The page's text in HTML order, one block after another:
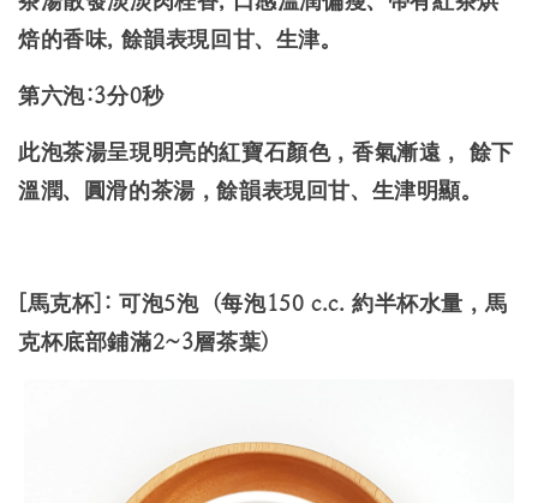
焙的香味, 餘韻表現回甘、生津。
第六泡:3分0秒
此泡茶湯呈現明亮的紅寶石顏色，香氣漸遠， 餘下
溫潤、圓滑的茶湯，餘韻表現回甘、生津明顯。
[馬克杯]: 可泡5泡 (每泡150 c.c. 約半杯水量，馬
克杯底部鋪滿2~3層茶葉)